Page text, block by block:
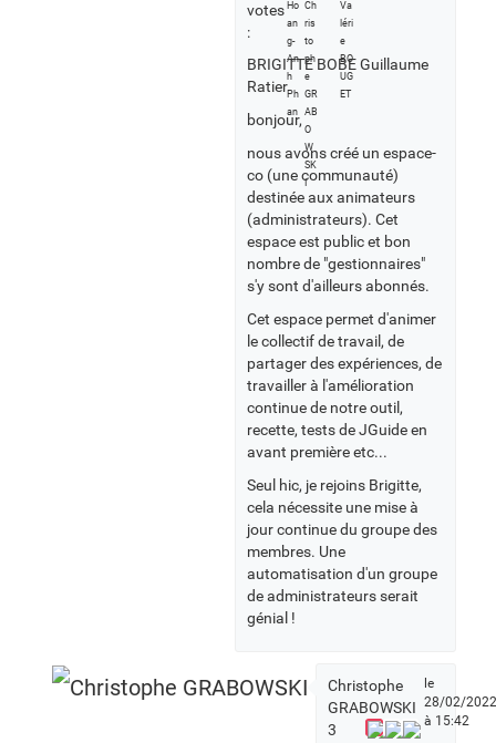
votes
:
BRIGITTE BOBE Guillaume
Ratier
bonjour,
nous avons créé un espace-
co (une communauté)
destinée aux animateurs
(administrateurs). Cet
espace est public et bon
nombre de "gestionnaires"
s'y sont d'ailleurs abonnés.
Cet espace permet d'animer
le collectif de travail, de
partager des expériences, de
travailler à l'amélioration
continue de notre outil,
recette, tests de JGuide en
avant première etc...
Seul hic, je rejoins Brigitte,
cela nécessite une mise à
jour continue du groupe des
membres. Une
automatisation d'un groupe
de administrateurs serait
génial !
Christophe
GRABOWSKI
3
le
28/02/2022
à 15:42